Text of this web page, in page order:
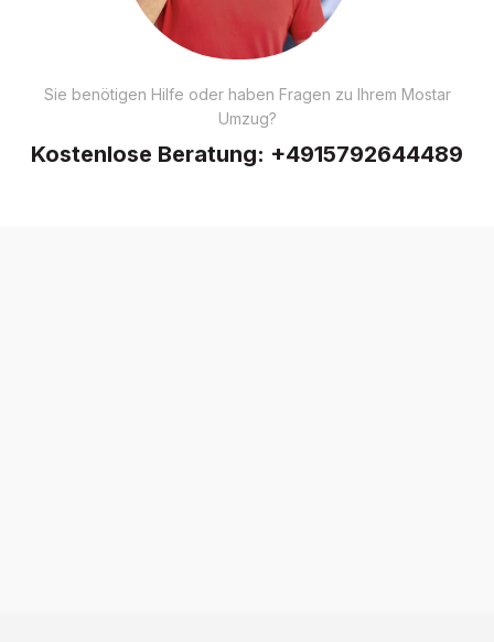
Sie benötigen Hilfe oder haben Fragen zu Ihrem Mostar
Umzug?
Kostenlose Beratung: +4915792644489